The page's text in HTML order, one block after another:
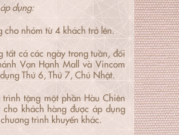
dụng:
cho nhóm từ 4 khách trở lên.
tất cả các ngày trong tuần, đối
Vạn Hạnh Mall và Vincom
Thứ 6, Thứ 7, Chủ Nhật.
trình tặng một phần Hàu Chiên
cho khách hàng được áp dụng
trình khuyến khác.